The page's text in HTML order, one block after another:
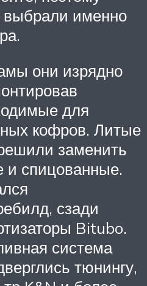
именно
они изрядно
для
кофров. Литые
заменить
спицованные.
сзади
Bitubo.
система
тюнингу,